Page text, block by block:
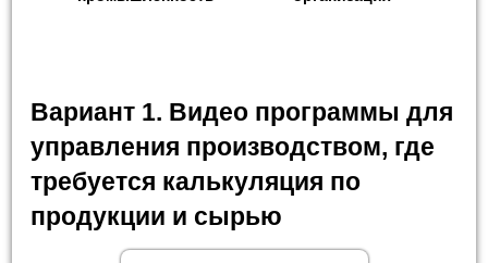
Вариант 1. Видео программы для
управления производством, где
требуется калькуляция по
продукции и сырью